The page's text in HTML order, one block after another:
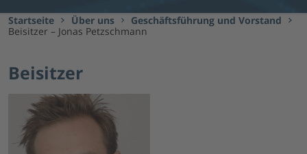
Startseite Über uns
Geschäftsführung und Vorstand
Beisitzer – Jonas Petzschmann
Beisitzer